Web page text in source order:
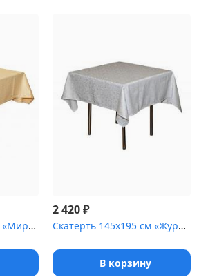
Скатерть 145х145 см «Мираж» бежевая
2 420₽
Скатерть 145х195 см «Журавинка» белая [(цветок)]
В корзину